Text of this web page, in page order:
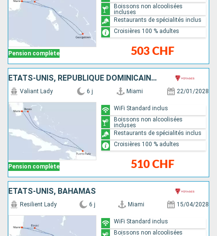
Pension complète 503 CHF
Boissons non alcoolisées
incluses
Restaurants de spécialités inclus
Croisières 100 % adultes
ÉTATS-UNIS, RÉPUBLIQUE DOMINICAINE, BAHAMAS
Pension complète
Valiant Lady 6 j Miami 22/01/2028
510 CHF
WiFi Standard inclus
Boissons non alcoolisées
incluses
Restaurants de spécialités inclus
Croisières 100 % adultes
ÉTATS-UNIS, BAHAMAS
Resilient Lady 6 j Miami 15/04/2028
WiFi Standard inclus
Boissons non alcoolisées